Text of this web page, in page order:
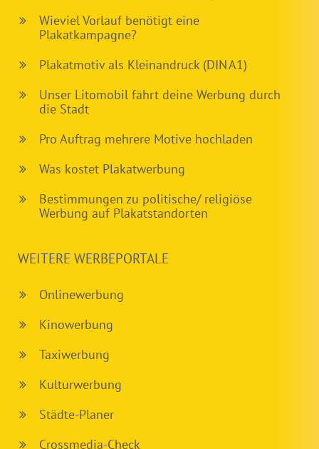
Wieviel Vorlauf benötigt eine
Plakatkampagne?
Plakatmotiv als Kleinandruck (DIN A1)
Unser Litomobil fährt deine Werbung durch
die Stadt
Pro Auftrag mehrere Motive hochladen
Was kostet Plakatwerbung
Bestimmungen zu politische/ religiöse
Werbung auf Plakatstandorten
WEITERE WERBEPORTALE
Onlinewerbung
Kinowerbung
Taxiwerbung
Kulturwerbung
Städte-Planer
Crossmedia-Check